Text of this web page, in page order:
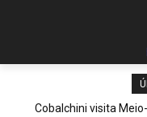
Cobalchini visita